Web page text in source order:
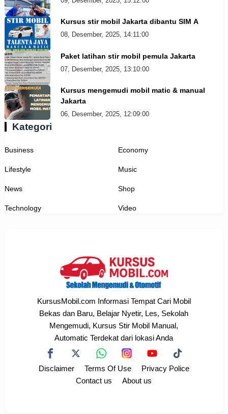
Kursus stir mobil Jakarta dibantu SIM A
08, Desember, 2025, 14:11:00
Paket latihan stir mobil pemula Jakarta
07, Desember, 2025, 13:10:00
Kursus mengemudi mobil matic & manual
Jakarta
06, Desember, 2025, 12:09:00
Kategori
Business Economy
Lifestyle Music
News Shop
Technology Video
KursusMobil.com Informasi Tempat Cari Mobil
Bekas dan Baru, Belajar Nyetir, Les, Sekolah
Mengemudi, Kursus Stir Mobil Manual,
Automatic Terdekat dari lokasi Anda
Disclaimer Terms Of Use
Privacy Police
Contact us
About us